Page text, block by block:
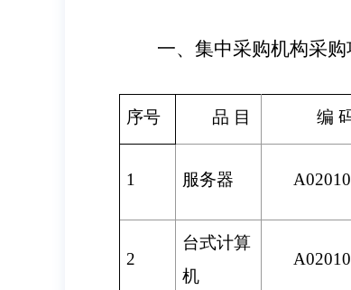
一、集中采购机构采
序号 品 目 编
1 服务器
2
台式计算
机